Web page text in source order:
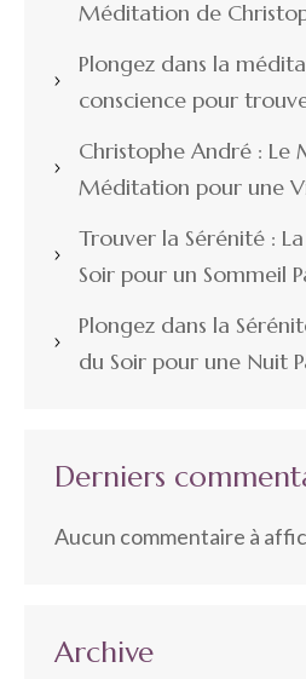
Méditation de
Plongez dans la
conscience pour
Christophe André : Le
Méditation pour une
Trouver la Sérénité :
Soir pour un Sommeil
Plongez dans la
du Soir pour une Nuit
Derniers
Aucun commentaire à
Archive